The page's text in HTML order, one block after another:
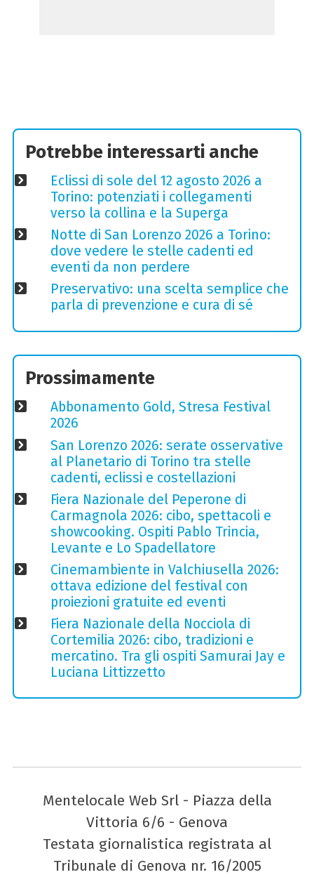
Potrebbe interessarti anche
Eclissi di sole del 12 agosto 2026 a
Torino: potenziati i collegamenti
verso la collina e la Superga
Notte di San Lorenzo 2026 a Torino:
dove vedere le stelle cadenti ed
eventi da non perdere
Preservativo: una scelta semplice che
parla di prevenzione e cura di sé
Prossimamente
Abbonamento Gold, Stresa Festival
2026
San Lorenzo 2026: serate osservative
al Planetario di Torino tra stelle
cadenti, eclissi e costellazioni
Fiera Nazionale del Peperone di
Carmagnola 2026: cibo, spettacoli e
showcooking. Ospiti Pablo Trincia,
Levante e Lo Spadellatore
Cinemambiente in Valchiusella 2026:
ottava edizione del festival con
proiezioni gratuite ed eventi
Fiera Nazionale della Nocciola di
Cortemilia 2026: cibo, tradizioni e
mercatino. Tra gli ospiti Samurai Jay e
Luciana Littizzetto
Mentelocale Web Srl - Piazza della
Vittoria 6/6 - Genova
Testata giornalistica registrata al
Tribunale di Genova nr. 16/2005